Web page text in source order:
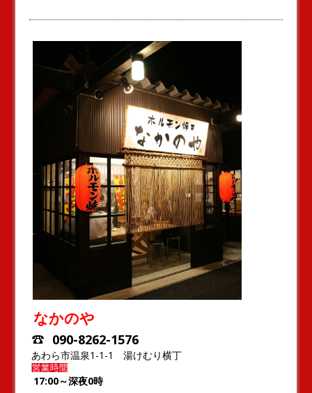
なかのや
090-8262-1576
あわら市温泉1-1-1 湯けむり横丁
17:00～深夜0時